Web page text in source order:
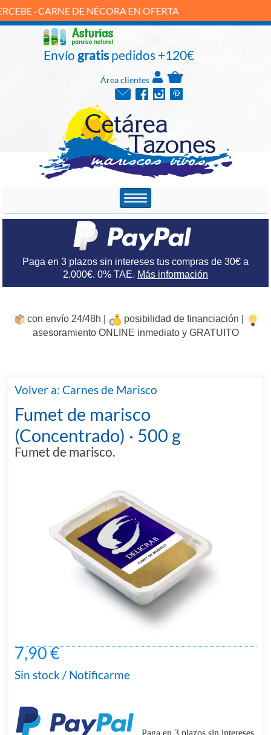
DE NÉCORA EN OFERTA
Envío gratispedidos +120€
Área clientes
Paga en 3 plazos sin intereses tus compras de 30€ a
2.000€. 0% TAE. Más información
con envío 24/48h |
posibilidad de financiación |
asesoramiento ONLINE inmediato y GRATUITO
Volver a: Carnes de Marisco
Fumet de marisco
(Concentrado) · 500 g
Fumet de marisco.
7,90 €
Sin stock / Notificarme
Paga en 3 plazos sin intereses